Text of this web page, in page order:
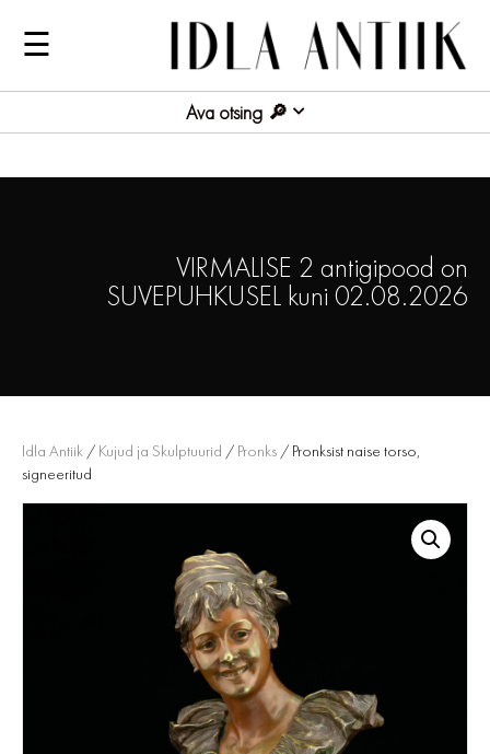
☰
Ava otsing
VIRMALISE 2 antigipood on
SUVEPUHKUSEL kuni 02.08.2026
Idla Antiik / Kujud ja Skulptuurid / Pronks / Pronksist naise torso,
signeeritud